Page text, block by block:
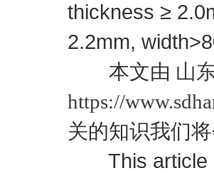
thickness ≥
2.2mm,
本文由 山
https://
关的知识我们
This article is